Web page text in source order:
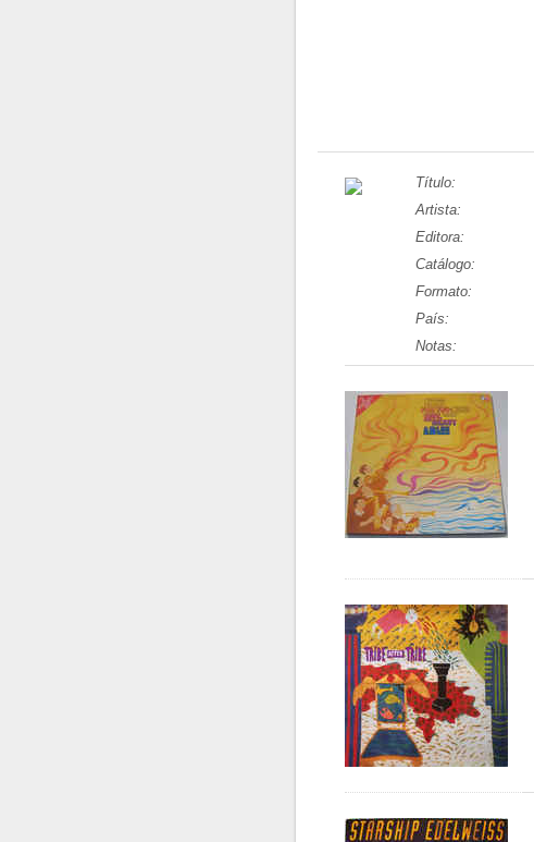
Título:
Artista:
Editora:
Catálogo:
Formato:
País:
Notas: